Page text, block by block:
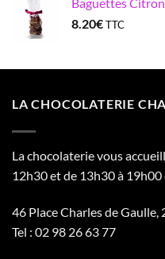
Baguettes
8.20€TTC
LA CHOCOLATERIE
La chocolaterie vous
12h30 et de 13h30 à
46 Place Charles de Gaulle,
Tel : 02 98 26 63 77